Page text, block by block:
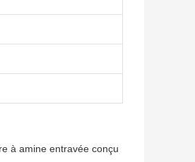
à amine entravée conçu